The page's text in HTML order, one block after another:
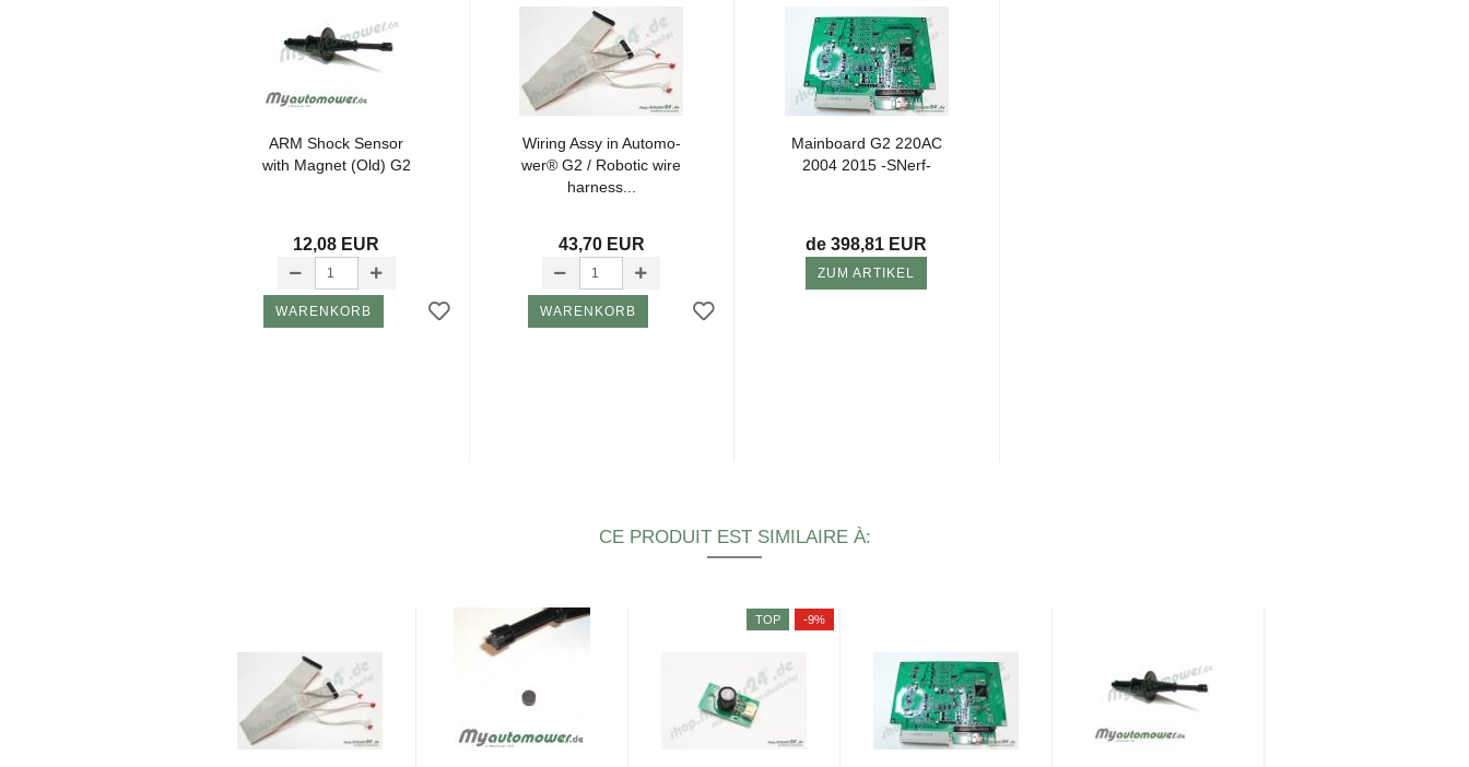
ARM Shock Sen­sor
with Ma­gnet (Old) G2
12,08 EUR
WARENKORB
Wi­ring Assy in Au­to­mo­
wer® G2 / Ro­bo­tic wire
har­ness...
43,70 EUR
WARENKORB
Main­board G2 220AC
2004 2015 -​SNerf-​
de 398,81 EUR
ZUM ARTIKEL
CE PRODUIT EST SIMILAIRE À:
TOP -9%